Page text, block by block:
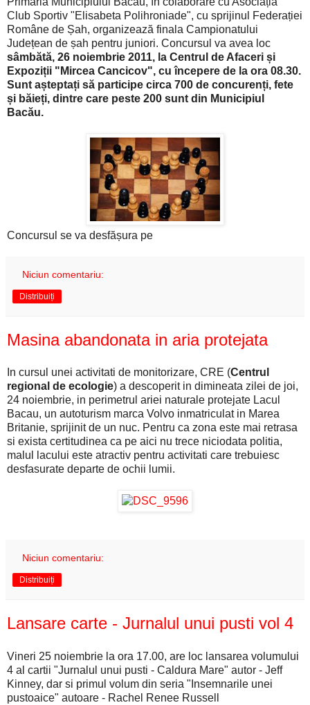
Club Sportiv "Elisabeta Polihroniade", cu sprijinul Federației
Române de Șah, organizează finala Campionatului
Județean de șah pentru juniori. Concursul va avea loc
sâmbătă, 26 noiembrie 2011, la Centrul de Afaceri și
Expoziții "Mircea Cancicov", cu începere de la ora 08.30.
Sunt așteptați să participe circa 700 de concurenți, fete
și băieți, dintre care peste 200 sunt din Municipiul
Bacău.
Concursul se va desfășura pe
Niciun comentariu:
Distribuiți
Masina abandonata in aria protejata
In cursul unei activitati de monitorizare, CRE (Centrul
regional de ecologie) a descoperit in dimineata zilei de joi,
24 noiembrie, in perimetrul ariei naturale protejate Lacul
Bacau, un autoturism marca Volvo inmatriculat in Marea
Britanie, sprijinit de un nuc. Pentru ca zona este mai retrasa
si exista certitudinea ca pe aici nu trece niciodata politia,
malul lacului este atractiv pentru activitati care trebuiesc
desfasurate departe de ochii lumii.
Niciun comentariu:
Distribuiți
Lansare carte - Jurnalul unui pusti vol 4
Vineri 25 noiembrie la ora 17.00, are loc lansarea volumului
4 al cartii "Jurnalul unui pusti - Caldura Mare" autor - Jeff
Kinney, dar si primul volum din seria "Insemnarile unei
pustoaice" autoare - Rachel Renee Russell